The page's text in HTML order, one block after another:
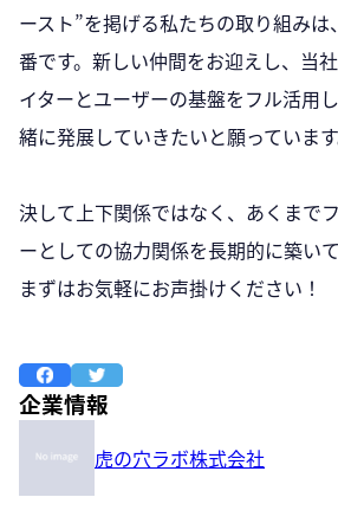
ースト”を掲げる私たちの取り組み
番です。新しい仲間をお迎えし、当
イターとユーザーの基盤をフル活用
緒に発展していきたいと願っています
決して上下関係ではなく、あくまで
ーとしての協力関係を長期的に築い
まずはお気軽にお声掛けください！
企業情報
虎の穴ラボ株式会社